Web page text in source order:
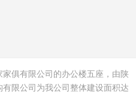
家俱有限公司的办公楼五座，由陕
限公司为我公司整体建设面积达